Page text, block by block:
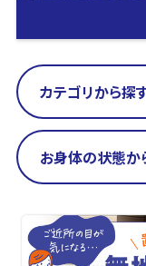
カテゴリから探
お身体の状態か